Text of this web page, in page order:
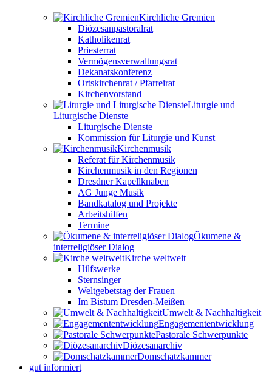
Kirchliche Gremien
Diözesanpastoralrat
Katholikenrat
Priesterrat
Vermögensverwaltungsrat
Dekanatskonferenz
Ortskirchenrat / Pfarreirat
Kirchenvorstand
Liturgie und
Liturgische Dienste
Liturgische Dienste
Kommission für Liturgie und Kunst
Kirchenmusik
Referat für Kirchenmusik
Kirchenmusik in den Regionen
Dresdner Kapellknaben
AG Junge Musik
Bandkatalog und Projekte
Arbeitshilfen
Termine
Ökumene &
interreligiöser Dialog
Kirche weltweit
Hilfswerke
Sternsinger
Weltgebetstag der Frauen
Im Bistum Dresden-Meißen
Umwelt & Nachhaltigkeit
Engagemententwicklung
Pastorale Schwerpunkte
Diözesanarchiv
Domschatzkammer
gut informiert